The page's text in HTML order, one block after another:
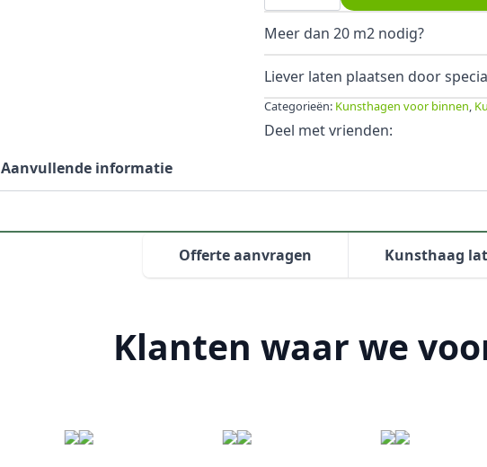
aantal
Meer dan 20 m2 nodig?
Liever laten plaatsen door
Categorieën: Kunsthagen voor binnen,
Deel met vrienden:
Aanvullende informatie
Offerte aanvragen Kunsthaag
Klanten waar we